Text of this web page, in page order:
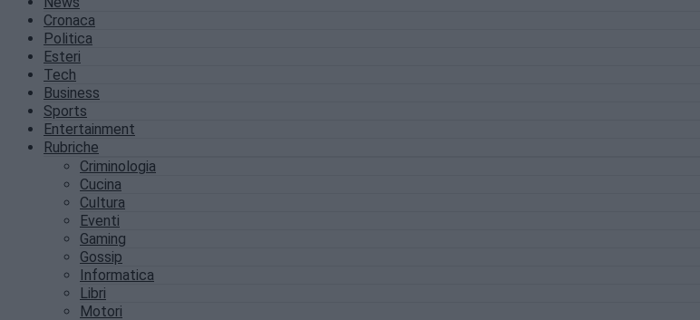
Cronaca
Politica
Esteri
Tech
Business
Sports
Entertainment
Rubriche
Criminologia
Cucina
Cultura
Eventi
Gaming
Gossip
Informatica
Libri
Motori